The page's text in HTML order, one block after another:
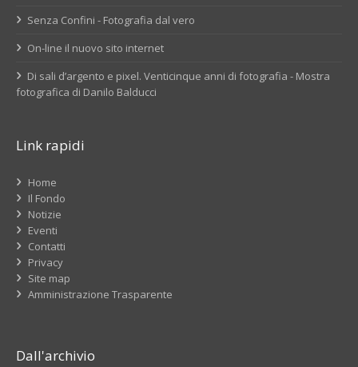
Senza Confini - Fotografia dal vero
On-line il nuovo sito internet
Di sali d’argento e pixel. Venticinque anni di fotografia - Mostra
fotografica di Danilo Balducci
Link rapidi
Home
Il Fondo
Notizie
Eventi
Contatti
Privacy
Site map
Amministrazione Trasparente
Dall'archivio